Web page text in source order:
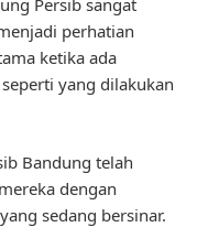
Persib sangat
perhatian
ketika ada
yang dilakukan
Bandung telah
dengan
sedang bersinar.